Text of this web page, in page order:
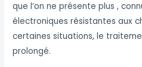
que l’on ne présente plus ,
électroniques résistantes aux
certaines situations, le
prolongé.